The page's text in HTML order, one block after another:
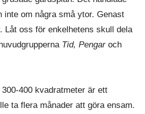
inte om några små ytor. Genast
Låt oss för enkelhetens skull dela
Tid, Pengaroch
400 kvadratmeter är ett
ta flera månader att göra ensam.